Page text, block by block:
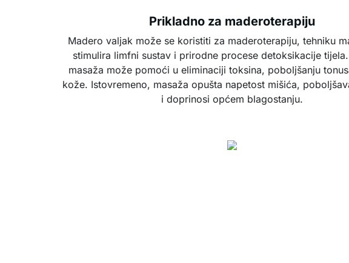
Prikladno za maderoterapiju
Madero valjak može se koristiti za maderoterapiju, tehniku
stimulira limfni sustav i prirodne procese detoksikacije
masaža može pomoći u eliminaciji toksina, poboljšanju
kože. Istovremeno, masaža opušta napetost mišića,
i doprinosi općem blagostanju.